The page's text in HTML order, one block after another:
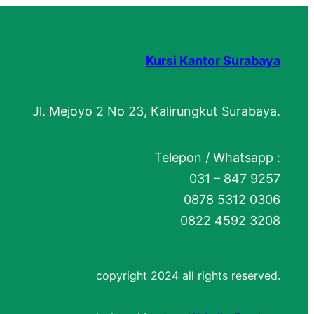
Kursi Kantor Surabaya
Jl. Mejoyo 2 No 23, Kalirungkut Surabaya.
Telepon / Whatsapp :
031 – 847 9257
0878 5312 0306
0822 4592 3208
copyright 2024 all rights reserved.